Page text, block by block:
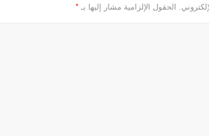
الحقول الإلزامية مشار إليها بـ *